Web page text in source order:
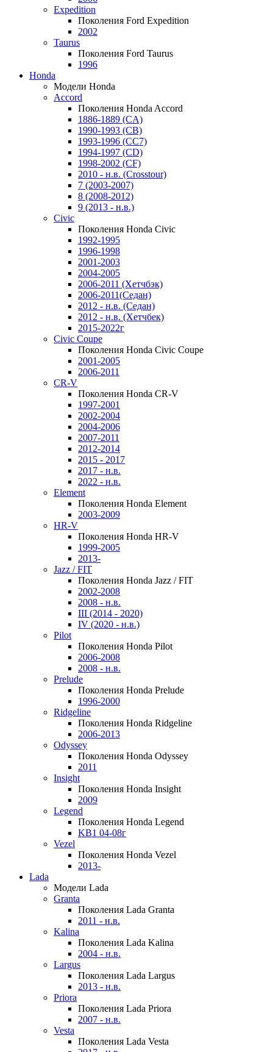
Expedition
Поколения Ford Expedition
2002
Taurus
Поколения Ford Taurus
1996
Honda
Модели Honda
Accord
Поколения Honda Accord
1886-1889 (CA)
1990-1993 (CB)
1993-1996 (CC7)
1994-1997 (CD)
1998-2002 (CF)
2010 - н.в. (Crosstour)
7 (2003-2007)
8 (2008-2012)
9 (2013 - н.в.)
Civic
Поколения Honda Civic
1992-1995
1996-1998
2001-2003
2004-2005
2006-2011 (Хетчбэк)
2006-2011(Седан)
2012 - н.в. (Седан)
2012 - н.в. (Хетчбек)
2015-2022г
Civic Coupe
Поколения Honda Civic Coupe
2001-2005
2006-2011
CR-V
Поколения Honda CR-V
1997-2001
2002-2004
2004-2006
2007-2011
2012-2014
2015 - 2017
2017 - н.в.
2022 - н.в.
Element
Поколения Honda Element
2003-2009
HR-V
Поколения Honda HR-V
1999-2005
2013-
Jazz / FIT
Поколения Honda Jazz / FIT
2002-2008
2008 - н.в.
III (2014 - 2020)
IV (2020 - н.в.)
Pilot
Поколения Honda Pilot
2006-2008
2008 - н.в.
Prelude
Поколения Honda Prelude
1996-2000
Ridgeline
Поколения Honda Ridgeline
2006-2013
Odyssey
Поколения Honda Odyssey
2011
Insight
Поколения Honda Insight
2009
Legend
Поколения Honda Legend
KB1 04-08г
Vezel
Поколения Honda Vezel
2013-
Lada
Модели Lada
Granta
Поколения Lada Granta
2011 - н.в.
Kalina
Поколения Lada Kalina
2004 - н.в.
Largus
Поколения Lada Largus
2013 - н.в.
Priora
Поколения Lada Priora
2007 - н.в.
Vesta
Поколения Lada Vesta